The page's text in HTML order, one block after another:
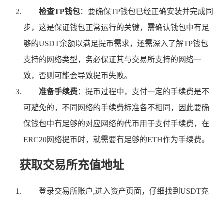
检查TP钱包：要确保TP钱包已经正确安装并完成同
步，这是保证钱包正常运行的关键，需确认钱包中有足
够的USDT余额以满足提币需求，还需深入了解TP钱包
支持的网络类型，务必保证其与交易所支持的网络一
致，否则可能会导致提币失败。
准备手续费：提币过程中，支付一定的手续费是不
可避免的，不同网络的手续费标准各不相同，因此要确
保钱包中有足够的对应网络的代币用于支付手续费，在
ERC20网络提币时，就需要有足够的ETH作为手续费。
获取交易所充值地址
登录交易所账户,进入资产页面，仔细找到USDT充